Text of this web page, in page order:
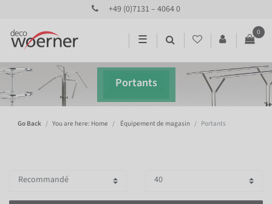
+49 (0)7131 – 4064 0
☰
0
Portants
Go Back You are here: Home Équipement de magasin Portants